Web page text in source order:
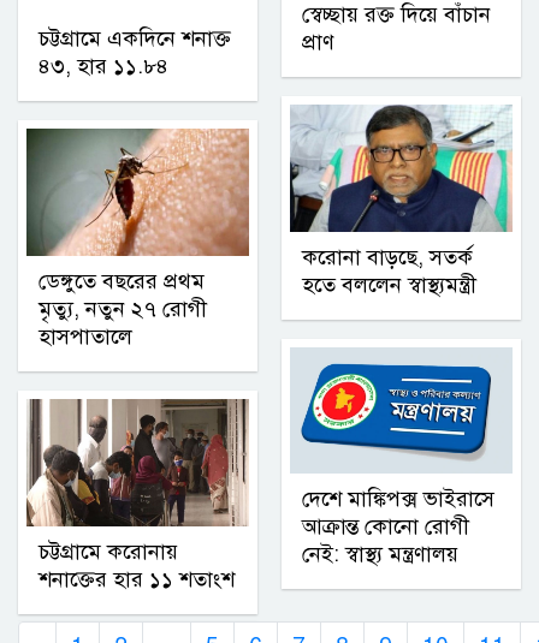
চট্টগ্রামে একদিনে শনাক্ত
৪৩, হার ১১.৮৪
ডেঙ্গুতে বছরের প্রথম
মৃত্যু, নতুন ২৭ রোগী
হাসপাতালে
চট্টগ্রামে করোনায়
শনাক্তের হার ১১ শতাংশ
স্বেচ্ছায় রক্ত দিয়ে বাঁচান
প্রাণ
করোনা বাড়ছে, সতর্ক
হতে বললেন স্বাস্থ্যমন্ত্রী
দেশে মাঙ্কিপক্স ভাইরাসে
আক্রান্ত কোনো রোগী
নেই: স্বাস্থ্য মন্ত্রণালয়